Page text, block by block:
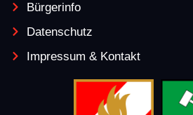
Bürgerinfo
Datenschutz
Impressum & Kontakt